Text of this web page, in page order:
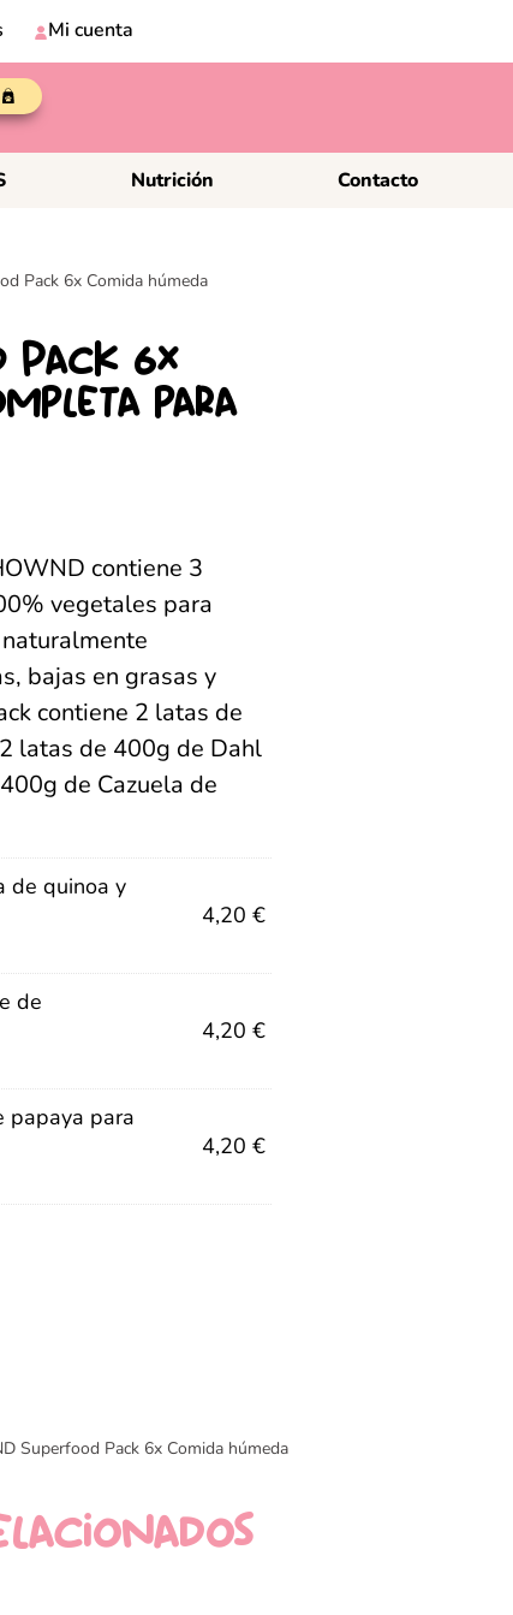
Mi cuenta
Nutrición Contacto
Pack 6x Comida húmeda
Pack 6x
para
contiene 3
vegetales para
bajas en grasas y
contiene 2 latas de
latas de 400g de Dahl
de Cazuela de
de quinoa y
4,20€
de
4,20€
papaya para
4,20€
Superfood Pack 6x Comida húmeda